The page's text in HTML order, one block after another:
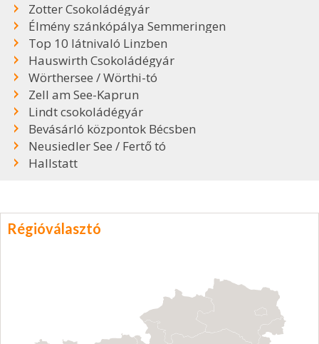
Zotter Csokoládégyár
Élmény szánkópálya Semmeringen
Top 10 látnivaló Linzben
Hauswirth Csokoládégyár
Wörthersee / Wörthi-tó
Zell am See-Kaprun
Lindt csokoládégyár
Bevásárló központok Bécsben
Neusiedler See / Fertő tó
Hallstatt
Régióválasztó